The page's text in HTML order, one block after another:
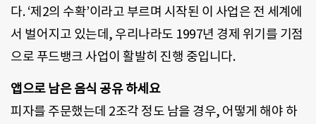
다. ‘제2의 수확’이라고 부르며 시작된 이 사업은 전 세계에
서 벌어지고 있는데, 우리나라도 1997년 경제 위기를 기점
으로 푸드뱅크 사업이 활발히 진행 중입니다.
앱으로 남은 음식 공유 하세요
피자를 주문했는데 2조각 정도 남을 경우, 어떻게 해야 하